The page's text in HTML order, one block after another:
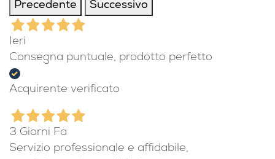
Precedente
Successivo
Ieri
Consegna puntuale, prodotto perfetto
Acquirente verificato
3 Giorni Fa
Servizio professionale e affidabile,